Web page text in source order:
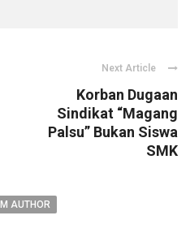
Next Article
Korban Dugaan
Sindikat “Magang
Palsu” Bukan Siswa
SMK
AUTHOR